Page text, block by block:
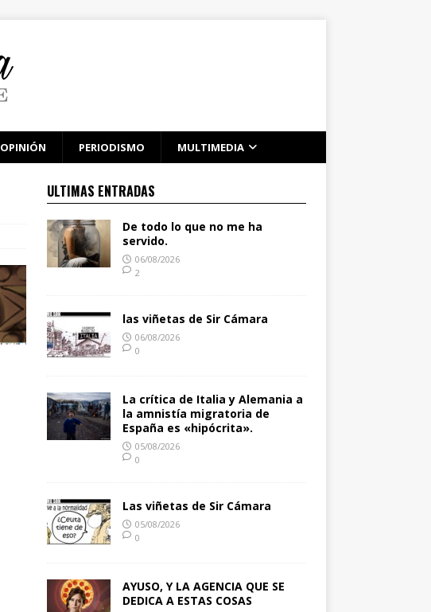
OPINIÓN PERIODISMO MULTIMEDIA
ULTIMAS ENTRADAS
De todo lo que no me ha
servido.
06/08/2026
2
las viñetas de Sir Cámara
06/08/2026
0
La crítica de Italia y Alemania a
la amnistía migratoria de
España es «hipócrita».
05/08/2026
0
Las viñetas de Sir Cámara
05/08/2026
0
AYUSO, Y LA AGENCIA QUE SE
DEDICA A ESTAS COSAS